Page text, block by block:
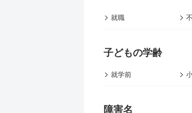
就職
子どもの学齢
就学前
障害名